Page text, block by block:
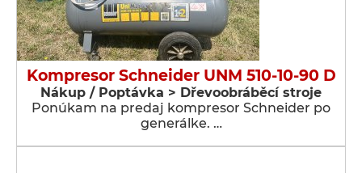
Kompresor Schneider UNM 510-10-90 D
Nákup / Poptávka > Dřevoobráběcí stroje
Ponúkam na predaj kompresor Schneider po
generálke. …